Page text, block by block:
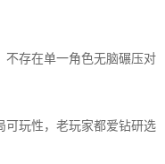
不存在单一角色无脑碾压对
可玩性，老玩家都爱钻研选